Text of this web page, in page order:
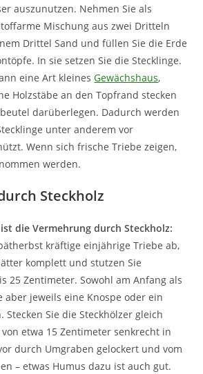
auszunutzen. Nehmen Sie als
Mischung aus zwei Dritteln
Drittel Sand und füllen Sie die Erde
In sie setzen Sie die Stecklinge.
eine Art kleinesGewächshaus,
Holzstäbe an den Topfrand stecken
darüberlegen. Dadurch werden
unter anderem vor
Wenn sich frische Triebe zeigen,
werden.
Steckholz
die Vermehrung durch Steckholz:
kräftige einjährige Triebe ab,
komplett und stutzen Sie
25 Zentimeter. Sowohl am Anfang als
aber jeweils eine Knospe oder ein
Stecken Sie die Steckhölzer gleich
etwa 15 Zentimeter senkrecht in
durch Umgraben gelockert und vom
– etwas Humus dazu ist auch gut.